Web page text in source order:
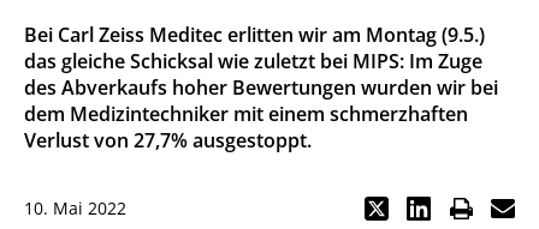
Bei Carl Zeiss Meditec erlitten wir am Montag (9.5.)
das gleiche Schicksal wie zuletzt bei MIPS: Im Zuge
des Abverkaufs hoher Bewertungen wurden wir bei
dem Medizintechniker mit einem schmerzhaften
Verlust von 27,7% ausgestoppt.
10. Mai 2022